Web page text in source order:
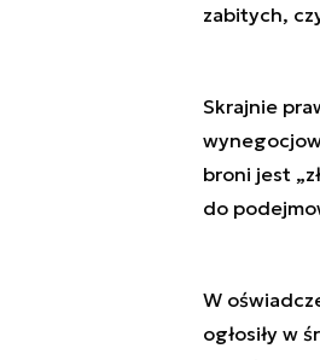
zabitych,
Skrajnie
broni jest
do
W
ogłosiły w